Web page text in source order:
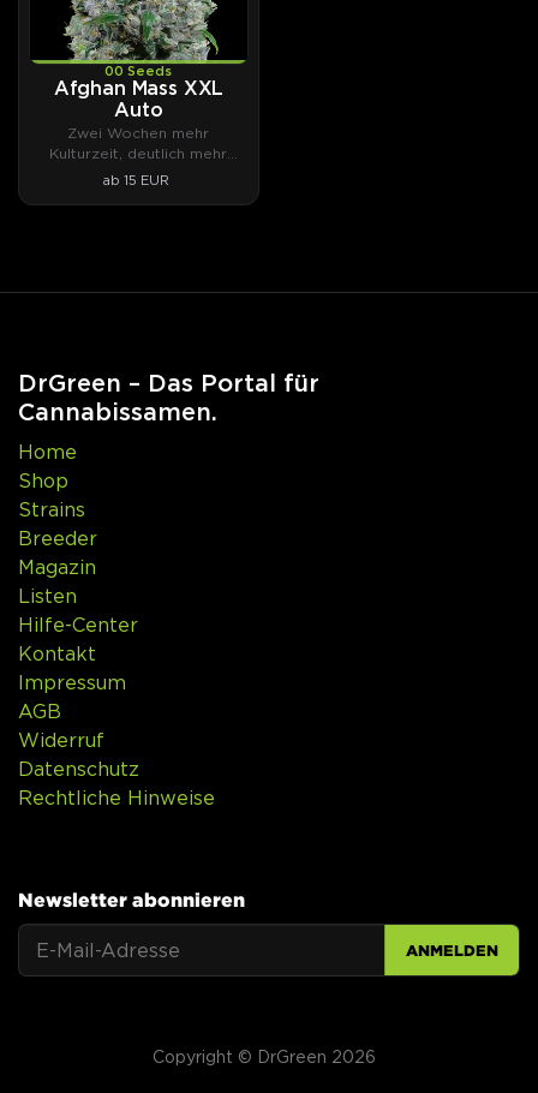
00 Seeds
Afghan Mass XXL
Auto
Zwei Wochen mehr
Kulturzeit, deutlich mehr
Ertrag.
ab 15 EUR
DrGreen – Das Portal für
Cannabissamen.
Home
Shop
Strains
Breeder
Magazin
Listen
Hilfe-Center
Kontakt
Impressum
AGB
Widerruf
Datenschutz
Rechtliche Hinweise
Newsletter abonnieren
ANMELDEN
Copyright © DrGreen 2026